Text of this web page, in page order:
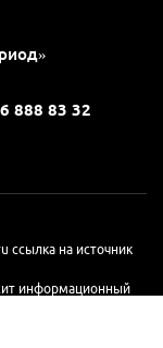
888 83 32
ссылка на источник
информационный